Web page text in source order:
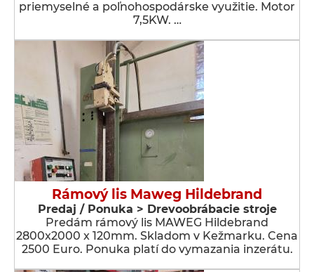
priemyselné a poľnohospodárske využitie. Motor
7,5KW. …
Rámový lis Maweg Hildebrand
Predaj / Ponuka > Drevoobrábacie stroje
Predám rámový lis MAWEG Hildebrand
2800x2000 x 120mm. Skladom v Kežmarku. Cena
2500 Euro. Ponuka platí do vymazania inzerátu.